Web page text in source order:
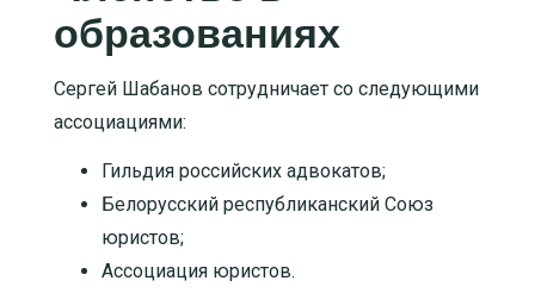
образованиях
Сергей Шабанов сотрудничает со следующими
ассоциациями:
Гильдия российских адвокатов;
Белорусский республиканский Союз
юристов;
Ассоциация юристов.